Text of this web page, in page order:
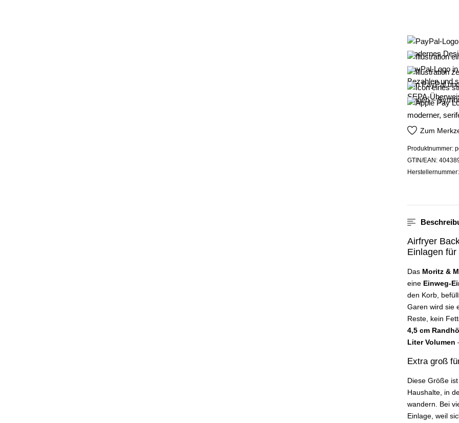
Zum
Produktnummer:
GTIN/EAN:
Herstellernummer:
Airfryer
Einlagen
Das Moritz &
eine Einweg-
den Korb,
Garen wird sie
Reste, kein
4,5 cm
Liter Volumen
Extra groß
Diese Größe
Haushalte, in
wandern. Bei
Einlage, weil